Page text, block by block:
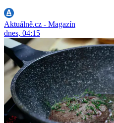
Aktuálně.cz - Magazín
dnes, 04:15